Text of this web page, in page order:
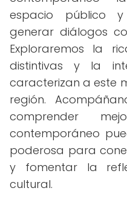
espacio público
generar diálogos
Exploraremos la
distintivas y la
caracterizan a este
región.
comprender
contemporáneo
poderosa para
y fomentar la
cultural.